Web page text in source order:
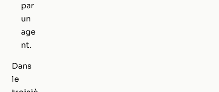
par
un
age
nt.
Dans
le